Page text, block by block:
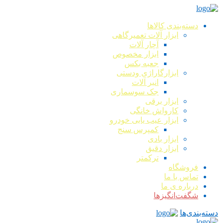
دسته‌بندی کالاها
ابزار آلات تعمیرگاهی
آچار آلات
ابزار مخصوص
جعبه بکس
ابزارگاراژی ودستی
انبر آلات
جک سوسماری
ابزار برقی
کارواش خانگی
ابزار عیب یابی خودرو
کمپرس سنج
ابزار بادی
ابزار دقیق
ترکمتر
فروشگاه
تماس با ما
درباره ی ما
شگفت‌انگیزها
دسته‌بندی‌ها